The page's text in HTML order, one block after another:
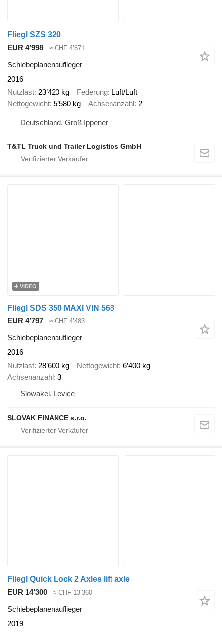
Fliegl SZS 320
EUR 4’998
≈ CHF 4’671
Schiebeplanenauflieger
2016
Nutzlast 23’420 kg Federung Luft/Luft
Nettogewicht 5’580 kg Achsenanzahl 2
Deutschland, Groß Ippener
T&TL Truck und Trailer Logistics GmbH
VIDEO
Fliegl SDS 350 MAXI VIN 568
EUR 4’797
≈ CHF 4’483
Schiebeplanenauflieger
2016
Nutzlast 28’600 kg Nettogewicht 6’400 kg
Achsenanzahl 3
Slowakei, Levice
SLOVAK FINANCE s.r.o.
Fliegl Quick Lock 2 Axles lift axle
EUR 14’300
≈ CHF 13’360
Schiebeplanenauflieger
2019